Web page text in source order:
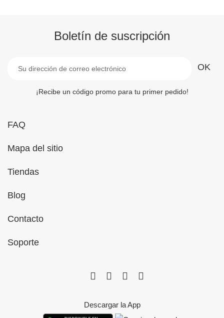
Boletín de suscripción
¡Recibe un código promo para tu primer pedido!
FAQ
Mapa del sitio
Tiendas
Blog
Contacto
Soporte
Descargar la App